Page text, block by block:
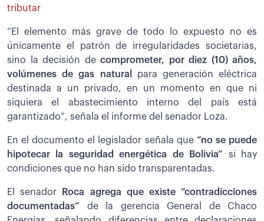
tributar
“El elemento más grave de todo lo expuesto no es
únicamente el patrón de irregularidades societarias,
sino la decisión de comprometer, por diez (10) años,
volúmenes de gas natural para generación eléctrica
destinada a un privado, en un momento en que ni
siquiera el abastecimiento interno del país está
garantizado”, señala el informe del senador Loza.
En el documento el legislador señala que “no se puede
hipotecar la seguridad energética de Bolivia” si hay
condiciones que no han sido transparentadas.
El senador
Roca agrega que existe “contradicciones
documentadas” de la gerencia General de Chaco